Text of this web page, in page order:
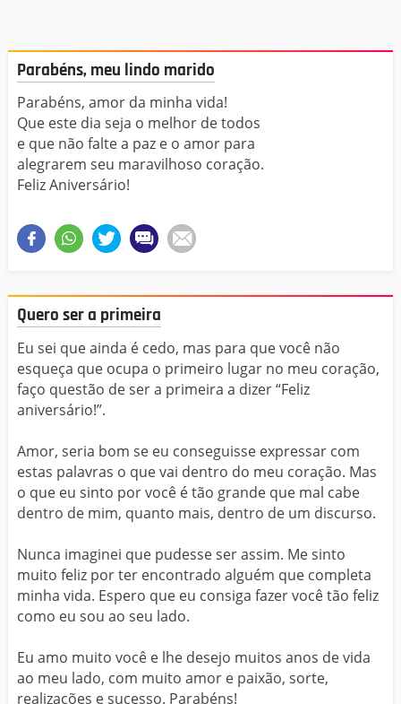
Parabéns, meu lindo marido
Parabéns, amor da minha vida!
Que este dia seja o melhor de todos
e que não falte a paz e o amor para
alegrarem seu maravilhoso coração.
Feliz Aniversário!
Quero ser a primeira
Eu sei que ainda é cedo, mas para que você não
esqueça que ocupa o primeiro lugar no meu coração,
faço questão de ser a primeira a dizer “Feliz
aniversário!”.
Amor, seria bom se eu conseguisse expressar com
estas palavras o que vai dentro do meu coração. Mas
o que eu sinto por você é tão grande que mal cabe
dentro de mim, quanto mais, dentro de um discurso.
Nunca imaginei que pudesse ser assim. Me sinto
muito feliz por ter encontrado alguém que completa
minha vida. Espero que eu consiga fazer você tão feliz
como eu sou ao seu lado.
Eu amo muito você e lhe desejo muitos anos de vida
ao meu lado, com muito amor e paixão, sorte,
realizações e sucesso. Parabéns!